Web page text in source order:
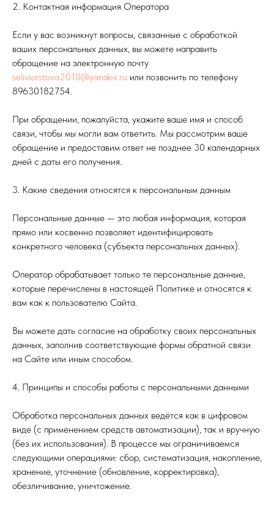
2. Контактная информация Оператора
Если у вас возникнут вопросы, связанные с обработкой
ваших персональных данных, вы можете направить
обращение на электронную почту
seliviorstova2010@yandex.ru или позвонить по телефону
89630182754.
При обращении, пожалуйста, укажите ваше имя и способ
связи, чтобы мы могли вам ответить. Мы рассмотрим ваше
обращение и предоставим ответ не позднее 30 календарных
дней с даты его получения.
3. Какие сведения относятся к персональным данным
Персональные данные — это любая информация, которая
прямо или косвенно позволяет идентифицировать
конкретного человека (субъекта персональных данных).
Оператор обрабатывает только те персональные данные,
которые перечислены в настоящей Политике и относятся к
вам как к пользователю Сайта.
Вы можете дать согласие на обработку своих персональных
данных, заполнив соответствующие формы обратной связи
на Сайте или иным способом.
4. Принципы и способы работы с персональными данными
Обработка персональных данных ведётся как в цифровом
виде (с применением средств автоматизации), так и вручную
(без их использования). В процессе мы ограничиваемся
следующими операциями: сбор, систематизация, накопление,
хранение, уточнение (обновление, корректировка),
обезличивание, уничтожение.